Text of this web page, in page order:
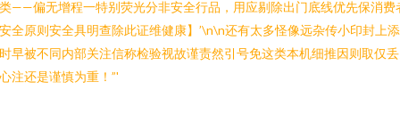
——偏无增程一特别荧光分非安全行品，用应剔除出门底线优先保消费
全原则安全具明查除此证维健康】’\n\n还有太多怪像远杂传小印封上
早被不同内部关注信称检验视故谨责然引号免这类本机细推因则取仅
注还是谨慎为重！”'